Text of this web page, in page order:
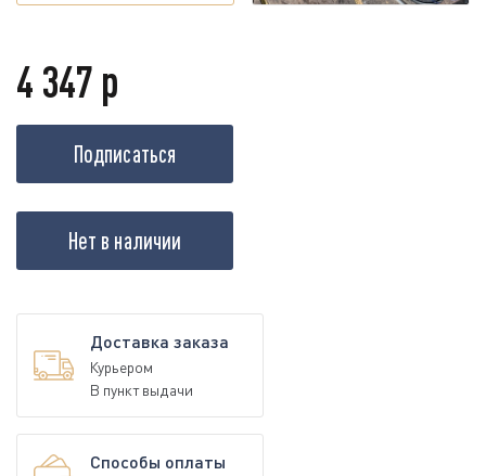
4 347 р
Подписаться
Нет в наличии
Доставка заказа
Курьером
В пункт выдачи
Способы оплаты